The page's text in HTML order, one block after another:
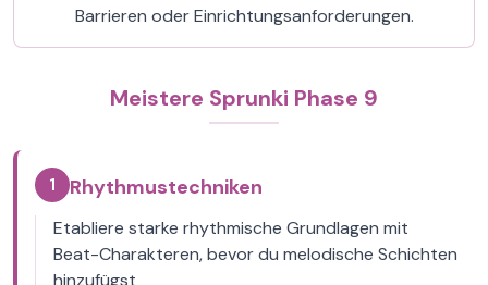
Barrieren oder Einrichtungsanforderungen.
Meistere Sprunki Phase 9
1 Rhythmustechniken
Etabliere starke rhythmische Grundlagen mit
Beat-Charakteren, bevor du melodische Schichten
hinzufügst